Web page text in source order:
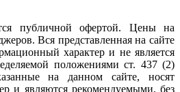
публичной офертой. Цены на
Вся представленная на сайте
характер и не является
положениями ст. 437 (2)
на данном сайте, носят
и являются рекомендуемыми, без